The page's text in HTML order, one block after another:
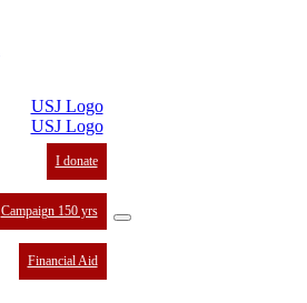
I donate
Campaign 150 yrs
Financial Aid